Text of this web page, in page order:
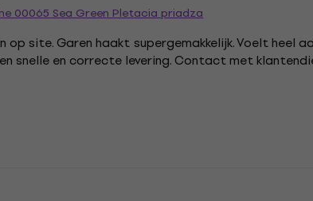
00065 Sea Green Pletacia priadza
op site. Garen haakt supergemakkelijk. Voelt heel
snelle en correcte levering. Contact met